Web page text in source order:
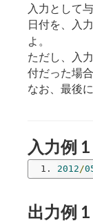
入力として
日付を、入
よ。
ただし、入
付だった場
なお、最後
入力例 1
2012/
出力例 1